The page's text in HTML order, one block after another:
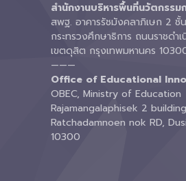
สำนักงานบริหารพื้นที่นวัตกรรม
สพฐ. อาคารรัชมังคลาภิเษก 2 ชั้
กระทรวงศึกษาธิการ ถนนราชดำ
เขตดุสิต กรุงเทพมหานคร
———
Office of Educational
OBEC, Ministry of Education
Rajamangalaphisek 2
Ratchadamnoen nok RD,
10300